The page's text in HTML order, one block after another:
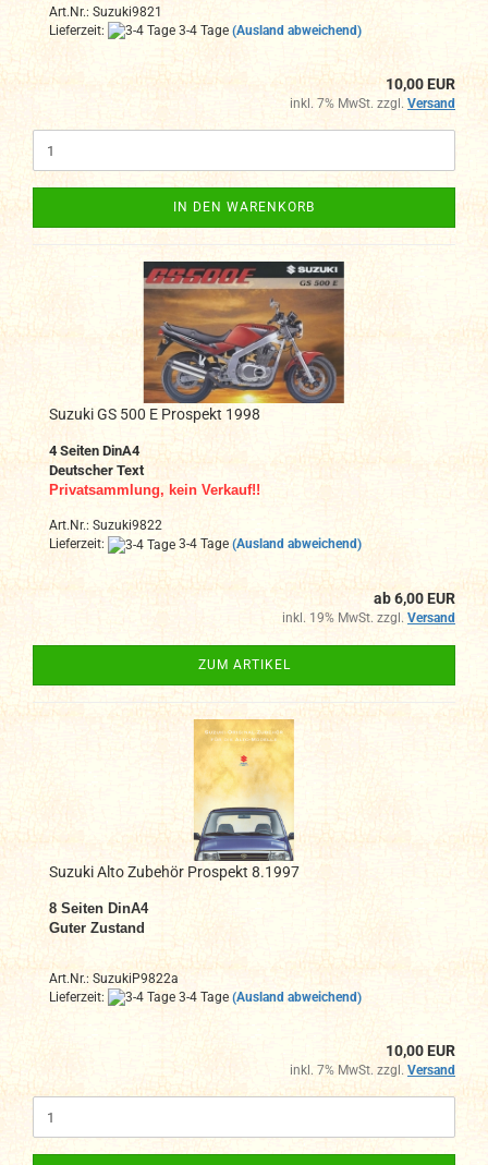
Art.Nr.: Suzuki9821
Lieferzeit:
3-4 Tage (Ausland abweichend)
10,00 EUR
inkl. 7% MwSt. zzgl. Versand
IN DEN WARENKORB
Suzuki GS 500 E Prospekt 1998
4 Seiten DinA4
Deutscher Text
Privatsammlung, kein Verkauf!!
Art.Nr.: Suzuki9822
Lieferzeit:
3-4 Tage (Ausland abweichend)
ab 6,00 EUR
inkl. 19% MwSt. zzgl. Versand
ZUM ARTIKEL
Suzuki Alto Zubehör Prospekt 8.1997
8 Seiten DinA4
Guter Zustand
Art.Nr.: SuzukiP9822a
Lieferzeit:
3-4 Tage (Ausland abweichend)
10,00 EUR
inkl. 7% MwSt. zzgl. Versand